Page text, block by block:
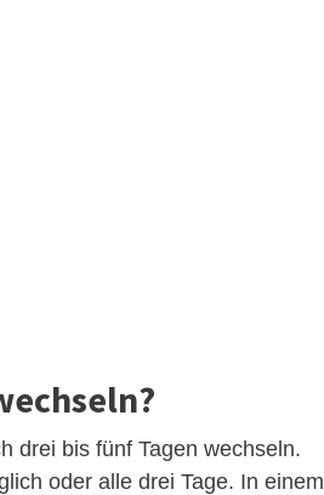
drei bis fünf Tagen wechseln.
oder alle drei Tage. In einem